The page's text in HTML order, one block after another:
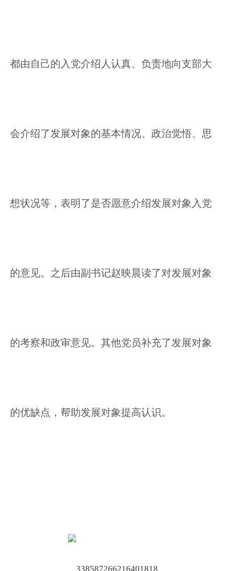
都由自己的入党介绍人认真、负责地向支部大
会介绍了发展对象的基本情况、政治觉悟、思
想状况等，表明了是否愿意介绍发展对象入党
的意见。之后由副书记赵映晨读了对发展对象
的考察和政审意见。其他党员补充了发展对象
的优缺点，帮助发展对象提高认识。